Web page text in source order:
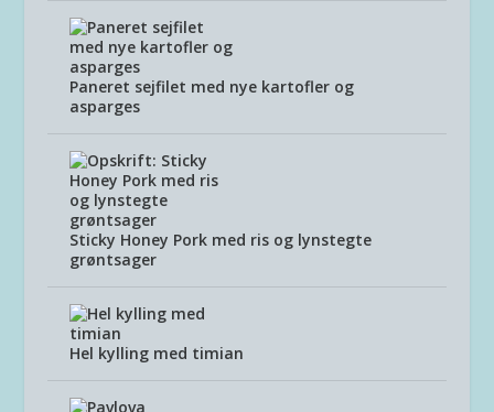
Paneret sejfilet med nye kartofler og
asparges
Sticky Honey Pork med ris og lynstegte
grøntsager
Hel kylling med timian